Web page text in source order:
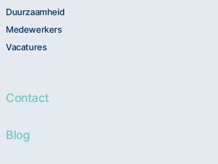
Duurzaamheid
Medewerkers
Vacatures
Contact
Blog